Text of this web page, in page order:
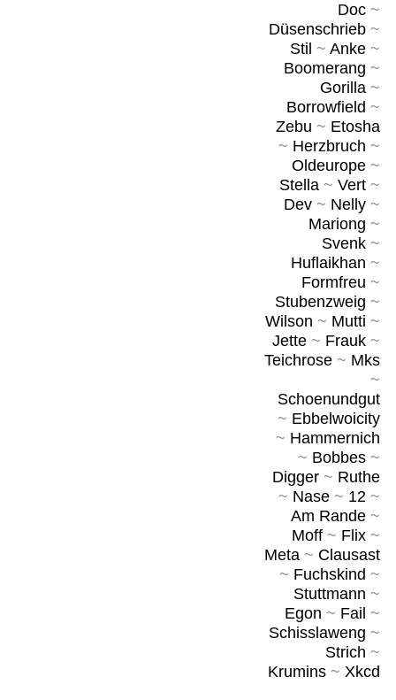
Doc~
Düsenschrieb~
Stil ~ Anke~
Boomerang ~
Gorilla~
Borrowfield ~
Zebu ~ Etosha
~ Herzbruch ~
Oldeurope~
Stella~ Vert~
Dev~ Nelly~
Mariong ~
Svenk~
Huflaikhan ~
Formfreu ~
Stubenzweig ~
Wilson ~ Mutti ~
Jette~ Frauk~
Teichrose~ Mks
~
Schoenundgut
~ Ebbelwoicity
~ Hammernich
~ Bobbes~
Digger~ Ruthe
~ Nase~ 12~
Am Rande~
Moff~ Flix~
Meta~ Clausast
~ Fuchskind ~
Stuttmann ~
Egon ~ Fail ~
Schisslaweng ~
Strich ~
Krumins~ Xkcd